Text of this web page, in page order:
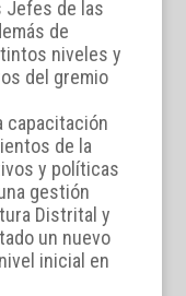
Jefes de las
de
niveles y
del gremio
capacitación
de la
y políticas
gestión
Distrital y
un nuevo
inicial en